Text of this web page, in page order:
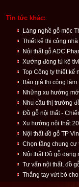
Tin tức khác:
Làng nghề gỗ mộc
Thiết kế thi công
Nội thất gỗ ADC
Xưởng đóng tủ kệ
Top Công ty thiết kế
Báo giá thi công
Những xu hướng
Nhu cầu thị trường
Đồ gỗ nội thất -
Xu hướng nội thất
Nội thất đồ gỗ TP
Chọn tầng chung cư
Nội thất Đồ gỗ dạng
Tư vấn nội thất, đồ
Thẳng tay vứt bỏ